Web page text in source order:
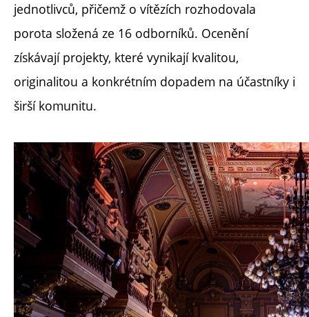
jednotlivců, přičemž o vítězích rozhodovala
porota složená ze 16 odborníků. Ocenění
získávají projekty, které vynikají kvalitou,
originalitou a konkrétním dopadem na účastníky i
širší komunitu.